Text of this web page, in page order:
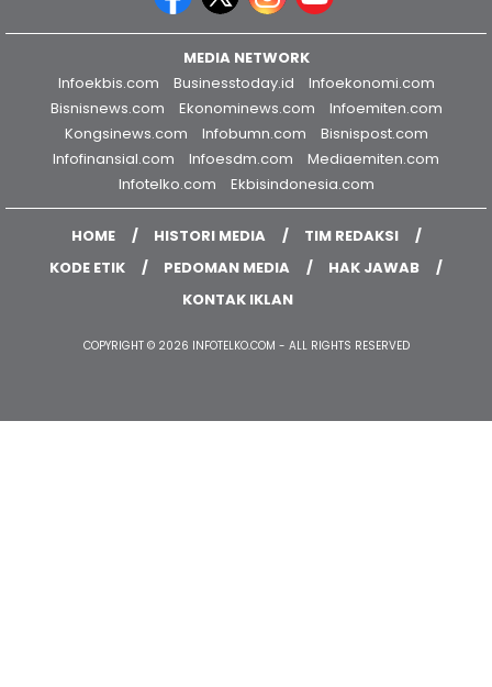
MEDIA NETWORK
Infoekbis.com
Businesstoday.id
Infoekonomi.com
Bisnisnews.com
Ekonominews.com
Infoemiten.com
Kongsinews.com
Infobumn.com
Bisnispost.com
Infofinansial.com
Infoesdm.com
Mediaemiten.com
Infotelko.com
Ekbisindonesia.com
HOME HISTORI MEDIA
TIM REDAKSI
KODE ETIK
PEDOMAN MEDIA
HAK JAWAB
KONTAK IKLAN
COPYRIGHT © 2026 INFOTELKO.COM - ALL RIGHTS RESERVED